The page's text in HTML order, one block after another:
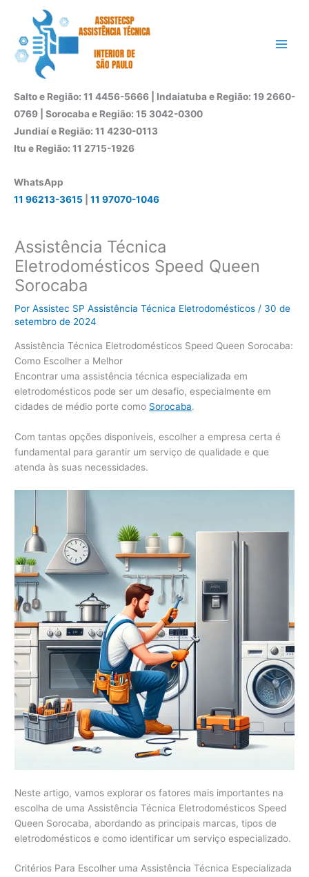
conteúdo
Salto e Região: 11 4456-5666 | Indaiatuba e Região: 19 2660-
0769 | Sorocaba e Região: 15 3042-0300
Jundiaí e Região: 11 4230-0113
Itu e Região: 11 2715-1926
WhatsApp
11 96213-3615
11 97070-1046
Assistência Técnica
Eletrodomésticos Speed Queen
Sorocaba
PorAssistec SP Assistência Técnica Eletrodomésticos/ 30 de
setembro de 2024
Assistência Técnica Eletrodomésticos Speed Queen Sorocaba:
Como Escolher a Melhor
Encontrar uma assistência técnica especializada em
eletrodomésticos pode ser um desafio, especialmente em
cidades de médio porte como Sorocaba.
Com tantas opções disponíveis, escolher a empresa certa é
fundamental para garantir um serviço de qualidade e que
atenda às suas necessidades.
Neste artigo, vamos explorar os fatores mais importantes na
escolha de uma Assistência Técnica Eletrodomésticos Speed
Queen Sorocaba, abordando as principais marcas, tipos de
eletrodomésticos e como identificar um serviço especializado.
Critérios Para Escolher uma Assistência Técnica Especializada